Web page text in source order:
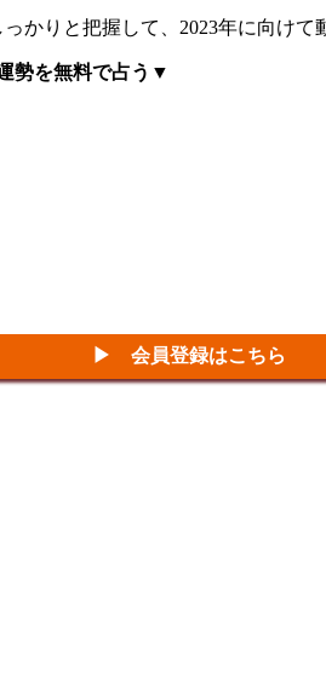
かりと把握して、2023年に向けて
勢を無料で占う▼
▶ 会員登録はこちら